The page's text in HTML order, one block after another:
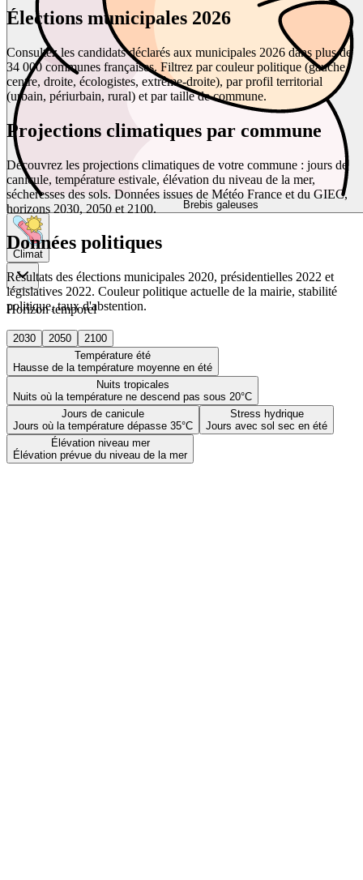
Brebis galeuses
Climat
Horizon temporel
2030 2050
2100
Température été
Hausse de la température moyenne en été
Nuits tropicales
Nuits où la température ne descend pas sous 20°C
Jours de canicule
Jours où la température dépasse 35°C
Stress hydrique
Jours avec sol sec en été
Élévation niveau mer
Élévation prévue du niveau de la mer
Élections municipales 2026
Consultez les candidats déclarés aux municipales 2026 dans plus de
34 000 communes françaises. Filtrez par couleur politique (gauche,
centre, droite, écologistes, extrême-droite), par profil territorial
(urbain, périurbain, rural) et par taille de commune.
Projections climatiques par commune
Découvrez les projections climatiques de votre commune : jours de
canicule, température estivale, élévation du niveau de la mer,
sécheresses des sols. Données issues de Météo France et du GIEC,
horizons 2030, 2050 et 2100.
Données politiques
Résultats des élections municipales 2020, présidentielles 2022 et
législatives 2022. Couleur politique actuelle de la mairie, stabilité
politique, taux d'abstention.